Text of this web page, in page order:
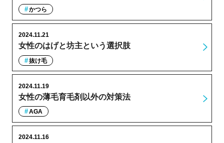
かつら
女性のはげと坊主という選択肢
2024.11.21
抜け毛
女性の薄毛育毛剤以外の対策法
2024.11.19
AGA
2024.11.16